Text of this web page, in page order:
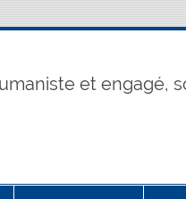
et engagé,